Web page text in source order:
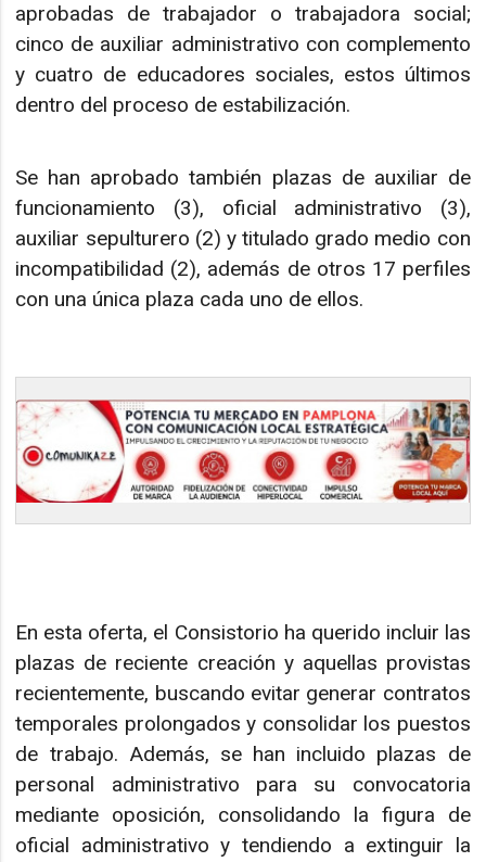
aprobadas de trabajador o trabajadora social;
cinco de auxiliar administrativo con complemento
y cuatro de educadores sociales, estos últimos
dentro del proceso de estabilización.
Se han aprobado también plazas de auxiliar de
funcionamiento (3), oficial administrativo (3),
auxiliar sepulturero (2) y titulado grado medio con
incompatibilidad (2), además de otros 17 perfiles
con una única plaza cada uno de ellos.
En esta oferta, el Consistorio ha querido incluir las
plazas de reciente creación y aquellas provistas
recientemente, buscando evitar generar contratos
temporales prolongados y consolidar los puestos
de trabajo. Además, se han incluido plazas de
personal administrativo para su convocatoria
mediante oposición, consolidando la figura de
oficial administrativo y tendiendo a extinguir la